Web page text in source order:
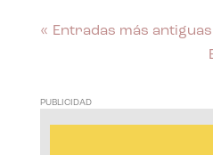
« Entradas más antiguas
PUBLICIDAD